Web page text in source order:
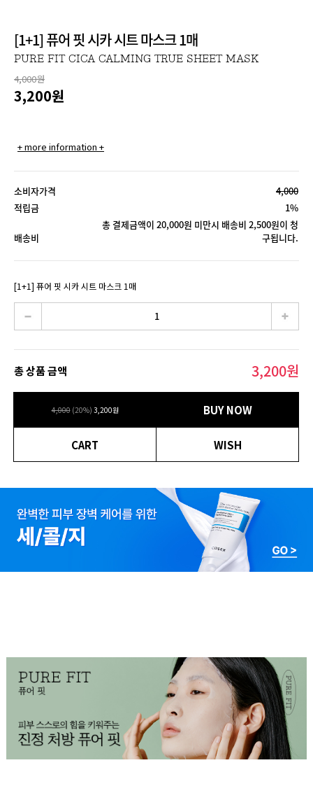
[1+1] 퓨어 핏 시카 시트 마스크 1매
PURE FIT CICA CALMING TRUE SHEET MASK
4,000원
3,200원
+ more information +
소비자가격
4,000
적립금
1%
배송비
총 결제금액이 20,000원 미만시 배송비 2,500원이 청
구됩니다.
[1+1] 퓨어 핏 시카 시트 마스크 1매
총 상품 금액 3,200원
4,000 (20%) 3,200원 BUY NOW
CART WISH